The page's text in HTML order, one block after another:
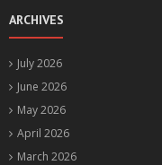
ARCHIVES
July 2026
June 2026
May 2026
April 2026
March 2026